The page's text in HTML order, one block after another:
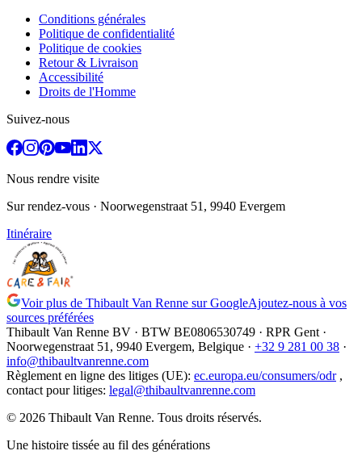
Conditions générales
Politique de confidentialité
Politique de cookies
Retour & Livraison
Accessibilité
Droits de l'Homme
Suivez-nous
Nous rendre visite
Sur rendez-vous · Noorwegenstraat 51, 9940 Evergem
Itinéraire
Voir plus de Thibault Van Renne sur GoogleAjoutez-nous à vos
sources préférées
Thibault Van Renne BV · BTW BE0806530749 · RPR Gent ·
Noorwegenstraat 51, 9940 Evergem, Belgique · +32 9 281 00 38 ·
info@thibaultvanrenne.com
Règlement en ligne des litiges (UE): ec.europa.eu/consumers/odr ,
contact pour litiges: legal@thibaultvanrenne.com
© 2026 Thibault Van Renne. Tous droits réservés.
Une histoire tissée au fil des générations